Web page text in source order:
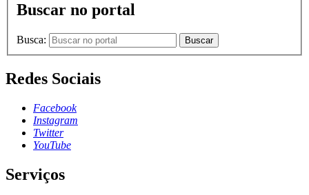
Buscar no portal
Busca: Buscar
Redes Sociais
Facebook
Instagram
Twitter
YouTube
Serviços